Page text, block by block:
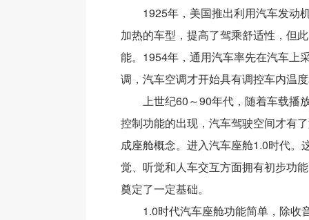
1925年，美国推出利用汽车发动
加热的车型，提高了驾乘舒适性，但
能。1954年，通用汽车率先在汽车上
调，汽车空调才开始具有调控车内温
上世纪60～90年代，随着车载播
控制功能的出现，汽车驾驶空间才有
成座舱概念。进入汽车座舱1.0时代。
觉、听觉和人车交互方面拥有初步功
奠定了一定基础。
1.0时代汽车座舱功能简单，除收